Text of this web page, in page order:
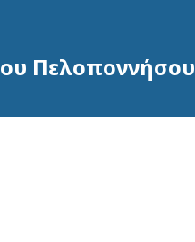
Πελοποννήσου